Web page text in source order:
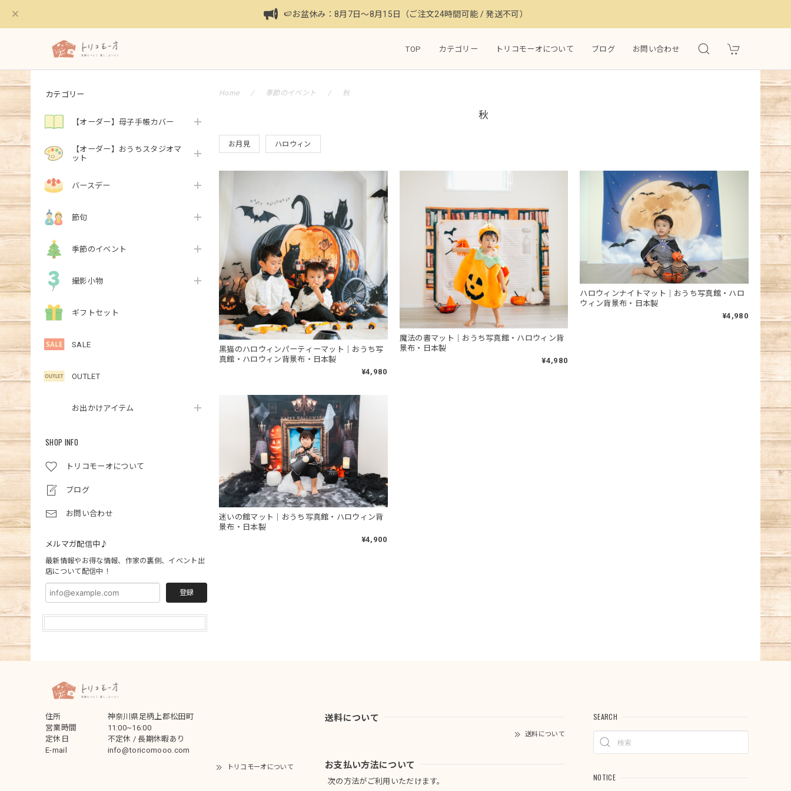
🍉お盆休み：8月7日〜8月15日（ご注文24時間可能 / 発送不可）
TOP カテゴリー トリコモーオについて ブログ お問い合わせ
カテゴリー
【オーダー】母子手帳カバー
【オーダー】おうちスタジオマ
ット
バースデー
節句
季節のイベント
撮影小物
ギフトセット
SALE
OUTLET
お出かけアイテム
SHOP INFO
トリコモーオについて
ブログ
お問い合わせ
メルマガ配信中♪
最新情報やお得な情報、作家の裏側、イベント出
店について配信中！
登録
Home 季節のイベント 秋
秋
お月見 ハロウィン
黒猫のハロウィンパーティーマット｜おうち写
真館・ハロウィン背景布・日本製
¥4,980
魔法の書マット｜おうち写真館・ハロウィン背
景布・日本製
¥4,980
ハロウィンナイトマット｜おうち写真館・ハロ
ウィン背景布・日本製
¥4,980
迷いの館マット｜おうち写真館・ハロウィン背
景布・日本製
¥4,900
住所
神奈川県足柄上郡松田町
営業時間
11:00~16:00
定休日
不定休 / 長期休暇あり
E-mail
info@toricomooo.com
トリコモーオについて
送料について
送料について
お支払い方法について
次の方法がご利用いただけます。
SEARCH
NOTICE